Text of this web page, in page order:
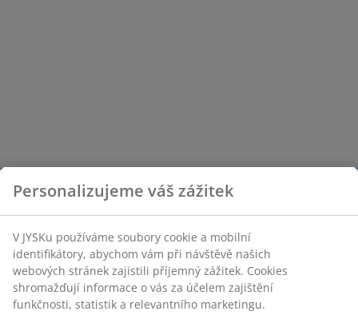
Personalizujeme váš zážitek
V JYSKu používáme soubory cookie a mobilní
identifikátory, abychom vám při návštěvě našich
webových stránek zajistili příjemný zážitek. Cookies
shromažďují informace o vás za účelem zajištění
funkčnosti, statistik a relevantního marketingu.